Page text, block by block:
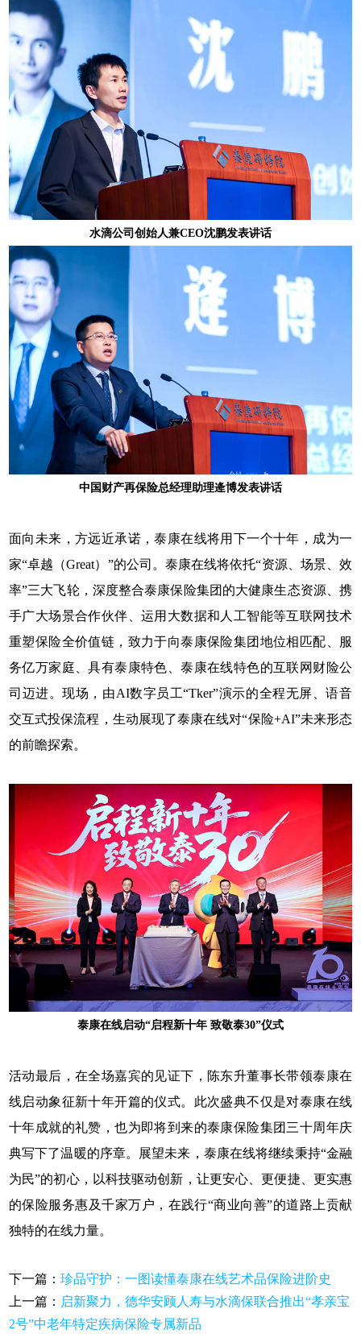
水滴公司创始人兼CEO沈鹏发表讲话
中国财产再保险总经理助理逄博发表讲话
面向未来，方远近承诺，泰康在线将用下一个十年，成为一
家“卓越（Great）”的公司。泰康在线将依托“资源、场景、效
率”三大飞轮，深度整合泰康保险集团的大健康生态资源、携
手广大场景合作伙伴、运用大数据和人工智能等互联网技术
重塑保险全价值链，致力于向泰康保险集团地位相匹配、服
务亿万家庭、具有泰康特色、泰康在线特色的互联网财险公
司迈进。现场，由AI数字员工“Tker”演示的全程无屏、语音
交互式投保流程，生动展现了泰康在线对“保险+AI”未来形态
的前瞻探索。
泰康在线启动“启程新十年 致敬泰30”仪式
活动最后，在全场嘉宾的见证下，陈东升董事长带领泰康在
线启动象征新十年开篇的仪式。此次盛典不仅是对泰康在线
十年成就的礼赞，也为即将到来的泰康保险集团三十周年庆
典写下了温暖的序章。展望未来，泰康在线将继续秉持“金融
为民”的初心，以科技驱动创新，让更安心、更便捷、更实惠
的保险服务惠及千家万户，在践行“商业向善”的道路上贡献
独特的在线力量。
下一篇：珍品守护：一图读懂泰康在线艺术品保险进阶史
上一篇： 启新聚力，德华安顾人寿与水滴保联合推出“孝亲宝
2号”中老年特定疾病保险专属新品